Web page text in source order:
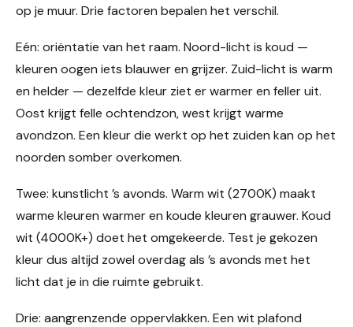
op je muur. Drie factoren bepalen het verschil.
Eén: oriëntatie van het raam. Noord-licht is koud —
kleuren oogen iets blauwer en grijzer. Zuid-licht is warm
en helder — dezelfde kleur ziet er warmer en feller uit.
Oost krijgt felle ochtendzon, west krijgt warme
avondzon. Een kleur die werkt op het zuiden kan op het
noorden somber overkomen.
Twee: kunstlicht ’s avonds. Warm wit (2700K) maakt
warme kleuren warmer en koude kleuren grauwer. Koud
wit (4000K+) doet het omgekeerde. Test je gekozen
kleur dus altijd zowel overdag als ’s avonds met het
licht dat je in die ruimte gebruikt.
Drie: aangrenzende oppervlakken. Een wit plafond